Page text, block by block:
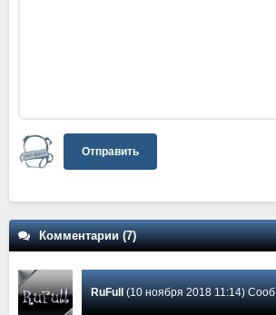
Отправить
Комментарии (7)
RuFull (10 ноября 2018 11:14) Сообщение #7